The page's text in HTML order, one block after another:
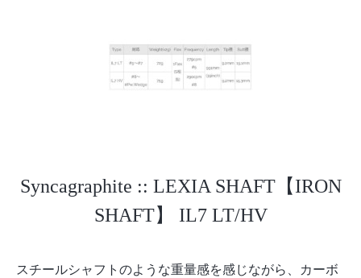
Syncagraphite :: LEXIA SHAFT【IRON
SHAFT】 IL7 LT/HV
スチールシャフトのような重量感を感じながら、カーボ